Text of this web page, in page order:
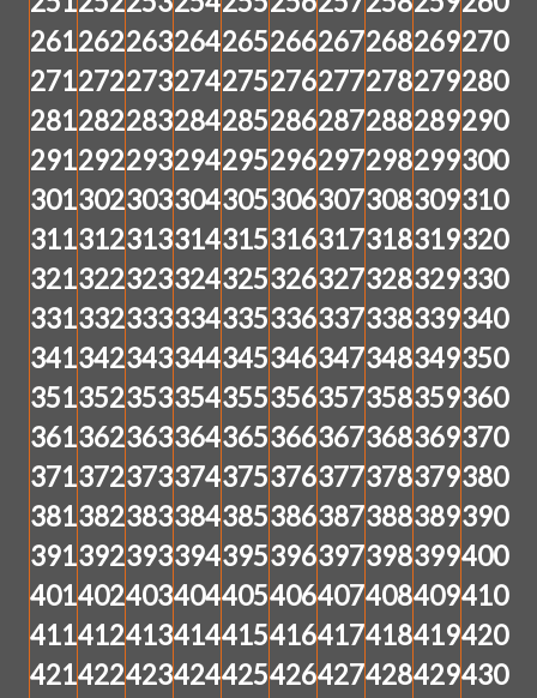
261262263264265266267268269270
271272273274275276277278279280
281282283284285286287288289290
291292293294295296297298299300
301302303304305306307308309310
311312313314315316317318319320
321322323324325326327328329330
331332333334335336337338339340
341342343344345346347348349350
351352353354355356357358359360
361362363364365366367368369370
371372373374375376377378379380
381382383384385386387388389390
391392393394395396397398399400
401402403404405406407408409410
411412413414415416417418419420
421422423424425426427428429430